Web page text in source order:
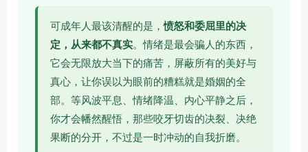
可成年人最该清醒的是，愤怒和委屈里的决
定，从来都不真实。情绪是最会骗人的东西，
它会无限放大当下的痛苦，屏蔽所有的美好与
真心，让你误以为眼前的糟糕就是婚姻的全
部。等风波平息、情绪降温、内心平静之后，
你才会幡然醒悟，那些咬牙切齿的决裂、决绝
果断的分开，不过是一时冲动的自我折磨。